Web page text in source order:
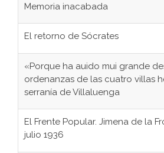
El retorno de Sócrates
«Porque ha auido mui grande
serranía de Villaluenga
El Frente Popular. Jimena de la
República, Guerra Civil y